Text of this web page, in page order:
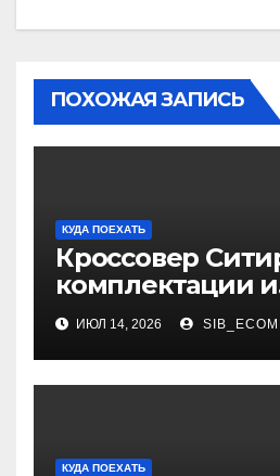
ПОХОЖАЯ ЗАПИСЬ
КУДА ПОЕХАТЬ
Кроссовер
комплектации и
характеристики
ИЮЛ 14, 2026
КУДА ПОЕХАТЬ